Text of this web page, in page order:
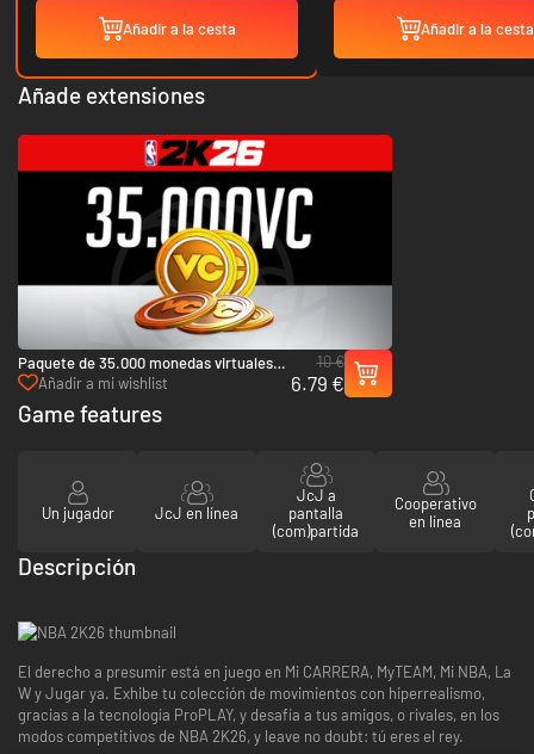
Añadir a la cesta Añadir a la cesta
Añade extensiones
Paquete de 35.000 monedas virtuales
de NBA 2K26 - PC (Steam)
Añadir a mi wishlist
10 €
6.79 €
Game features
Un jugador JcJ en línea
JcJ a
pantalla
(com)partida
Cooperativo
en línea
Descripción
El derecho a presumir está en juego en Mi CARRERA, MyTEAM, Mi NBA, La
W y Jugar ya. Exhibe tu colección de movimientos con hiperrealismo,
gracias a la tecnología ProPLAY, y desafía a tus amigos, o rivales, en los
modos competitivos de NBA 2K26, y leave no doubt: tú eres el rey.